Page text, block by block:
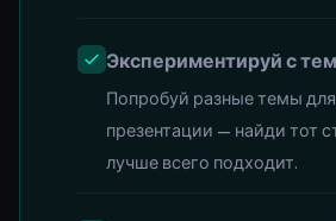
Экспериментируй с
Попробуй разные темы
презентации — найди тот
лучше всего подходит.